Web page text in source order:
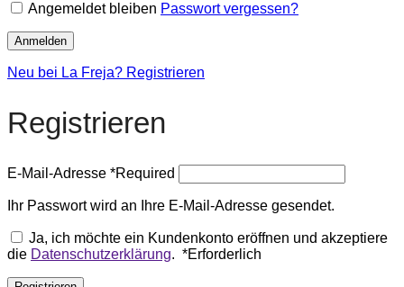
Angemeldet bleiben Passwort vergessen?
Anmelden
Neu bei La Freja? Registrieren
Registrieren
E-Mail-Adresse *Required
Ihr Passwort wird an Ihre E-Mail-Adresse gesendet.
Ja, ich möchte ein Kundenkonto eröffnen und akzeptiere
die Datenschutzerklärung. *Erforderlich